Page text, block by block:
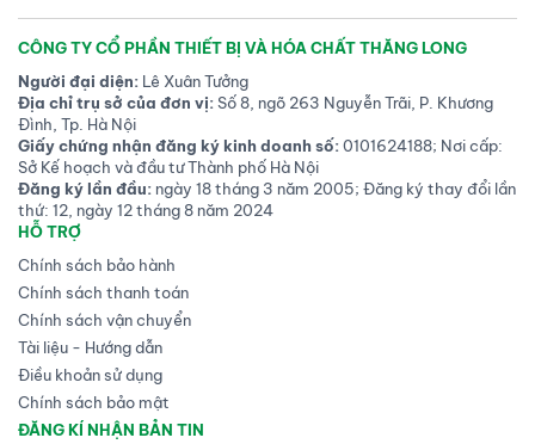
CÔNG TY CỔ PHẦN THIẾT BỊ VÀ HÓA CHẤT THĂNG LONG
Người đại diện: Lê Xuân Tưởng
Địa chỉ trụ sở của đơn vị:Số 8, ngõ 263 Nguyễn Trãi, P. Khương
Đình, Tp. Hà Nội
Giấy chứng nhận đăng ký kinh doanh số:0101624188; Nơi cấp:
Sở Kế hoạch và đầu tư Thành phố Hà Nội
Đăng ký lần đầu: ngày 18 tháng 3 năm 2005; Đăng ký thay đổi lần
thứ: 12, ngày 12 tháng 8 năm 2024
HỖ TRỢ
Chính sách bảo hành
Chính sách thanh toán
Chính sách vận chuyển
Tài liệu - Hướng dẫn
Điều khoản sử dụng
Chính sách bảo mật
ĐĂNG KÍ NHẬN BẢN TIN